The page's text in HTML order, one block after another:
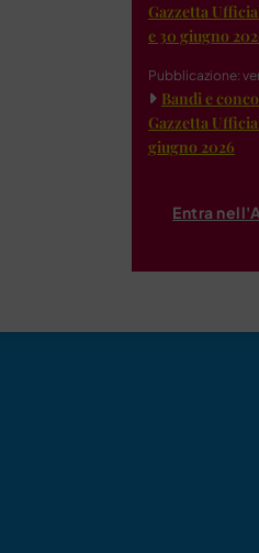
Gazzetta
e 30 giugno
Pubblicazione:
Bandi e
Gazzetta
giugno 2026
Entra